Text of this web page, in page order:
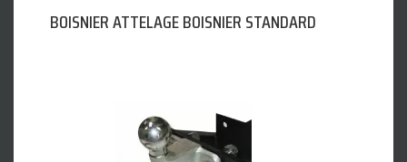
BOISNIER ATTELAGE BOISNIER STANDARD